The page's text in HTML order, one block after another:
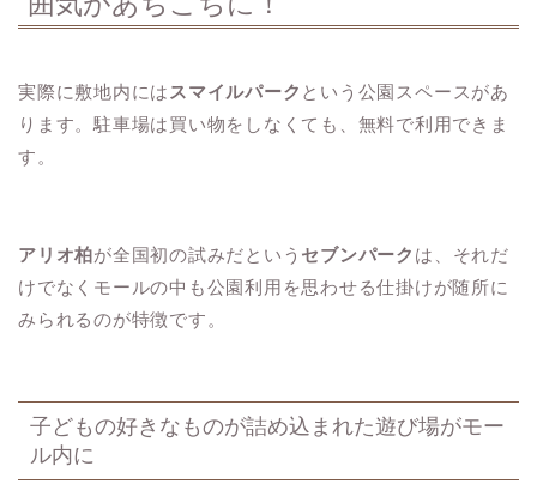
実際に敷地内にはスマイルパーク という公園スペースがあ
ります。駐車場は買い物をしなくても、無料で利用できま
す。
アリオ柏が全国初の試みだという セブンパーク は、それだ
けでなくモールの中も公園利用を思わせる仕掛けが随所に
みられるのが特徴です。
子どもの好きなものが詰め込まれた遊び場がモー
ル内に